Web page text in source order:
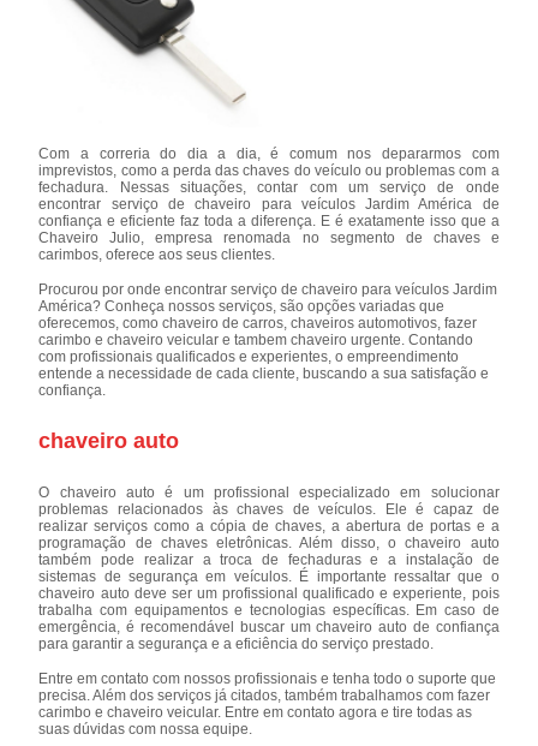
Com a correria do dia a dia, é comum nos depararmos com
imprevistos, como a perda das chaves do veículo ou problemas com a
fechadura. Nessas situações, contar com um serviço de onde
encontrar serviço de chaveiro para veículos Jardim América de
confiança e eficiente faz toda a diferença. E é exatamente isso que a
Chaveiro Julio, empresa renomada no segmento de chaves e
carimbos, oferece aos seus clientes.
Procurou por onde encontrar serviço de chaveiro para veículos Jardim
América? Conheça nossos serviços, são opções variadas que
oferecemos, como chaveiro de carros, chaveiros automotivos, fazer
carimbo e chaveiro veicular e tambem chaveiro urgente. Contando
com profissionais qualificados e experientes, o empreendimento
entende a necessidade de cada cliente, buscando a sua satisfação e
confiança.
chaveiro auto
O chaveiro auto é um profissional especializado em solucionar
problemas relacionados às chaves de veículos. Ele é capaz de
realizar serviços como a cópia de chaves, a abertura de portas e a
programação de chaves eletrônicas. Além disso, o chaveiro auto
também pode realizar a troca de fechaduras e a instalação de
sistemas de segurança em veículos. É importante ressaltar que o
chaveiro auto deve ser um profissional qualificado e experiente, pois
trabalha com equipamentos e tecnologias específicas. Em caso de
emergência, é recomendável buscar um chaveiro auto de confiança
para garantir a segurança e a eficiência do serviço prestado.
Entre em contato com nossos profissionais e tenha todo o suporte que
precisa. Além dos serviços já citados, também trabalhamos com fazer
carimbo e chaveiro veicular. Entre em contato agora e tire todas as
suas dúvidas com nossa equipe.